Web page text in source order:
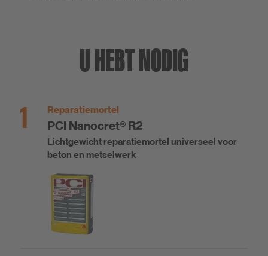
U HEBT NODIG
1 Reparatiemortel
PCI Nanocret® R2
Lichtgewicht reparatiemortel universeel voor
beton en metselwerk